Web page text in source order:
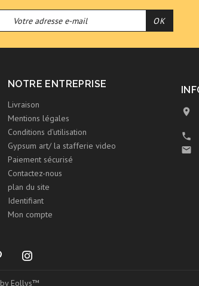
NOTRE ENTREPRISE
Livraison
Mentions légales
Conditions d'utilisation
Gypsum art/ la stafferie video
Paiement sécurisé
Contactez-nous
plan du site
Identifiant
Mon compte



Eollys™